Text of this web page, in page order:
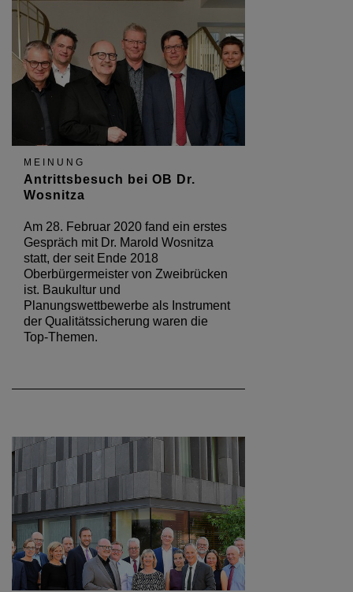
MEINUNG
Antrittsbesuch bei OB Dr.
Wosnitza
Am 28. Februar 2020 fand ein erstes
Gespräch mit Dr. Marold Wosnitza
statt, der seit Ende 2018
Oberbürgermeister von Zweibrücken
ist. Baukultur und
Planungswettbewerbe als Instrument
der Qualitätssicherung waren die
Top-Themen.